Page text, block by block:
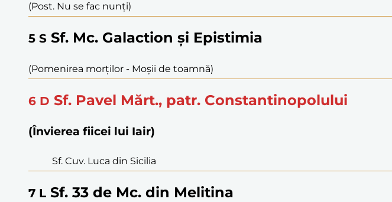
(Post. Nu se fac nunți)
5 S Sf. Mc. Galaction și Epistimia
(Pomenirea morților - Moşii de toamnă)
6 D Sf. Pavel Mărt., patr. Constantinopolului
(Învierea fiicei lui Iair)
Sf. Cuv. Luca din Sicilia
7 L Sf. 33 de Mc. din Melitina